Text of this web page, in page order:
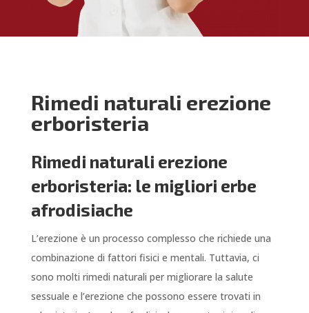
Rimedi naturali erezione
erboristeria
Rimedi naturali erezione
erboristeria: le migliori erbe
afrodisiache
L’erezione è un processo complesso che richiede una
combinazione di fattori fisici e mentali. Tuttavia, ci
sono molti rimedi naturali per migliorare la salute
sessuale e l’erezione che possono essere trovati in